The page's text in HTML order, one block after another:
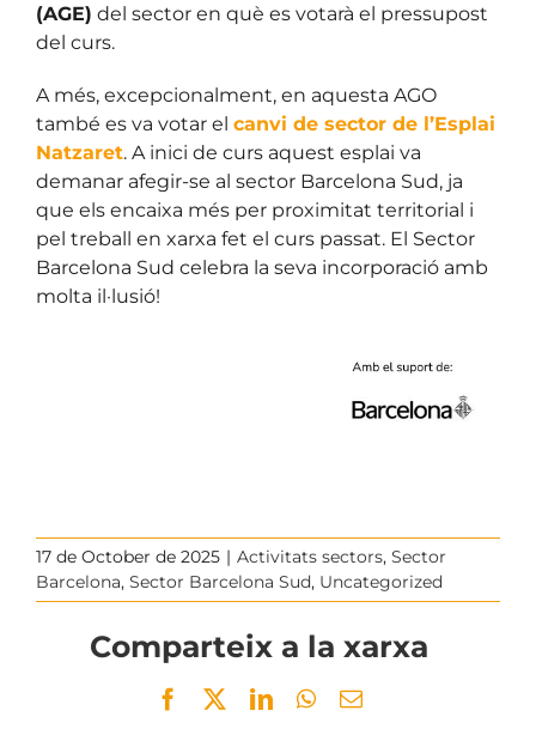
(AGE) del sector en què es votarà el pressupost
del curs.
A més, excepcionalment, en aquesta AGO
també es va votar el canvi de sector de l’Esplai
Natzaret. A inici de curs aquest esplai va
demanar afegir-se al sector Barcelona Sud, ja
que els encaixa més per proximitat territorial i
pel treball en xarxa fet el curs passat. El Sector
Barcelona Sud celebra la seva incorporació amb
molta il·lusió!
17 de October de 2025 | Activitats sectors, Sector
Barcelona, Sector Barcelona Sud, Uncategorized
Comparteix a la xarxa
Facebook
TwitterLinkedInWhatsApp
Email